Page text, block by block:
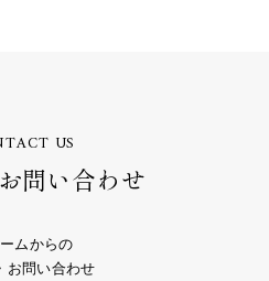
US
問い合わせ
ムからの
お問い合わせ